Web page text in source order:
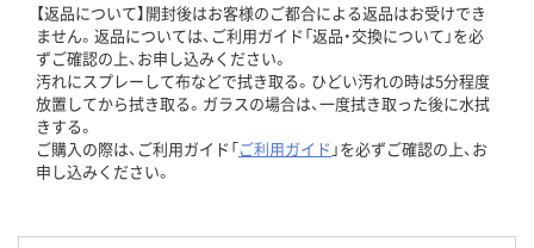
【返品について】開封後はお客様のご都合による返品はお受けでき
ません。返品については、ご利用ガイド「返品・交換について」を必
ずご確認の上、お申し込みください。
汚れにスプレーして布などで拭き取る。ひどい汚れの時は5分程度
放置してから拭き取る。ガラスの場合は、一度拭き取った後に水拭
きする。
ご購入の際は、ご利用ガイド「ご利用ガイド 」を必ずご確認の上、お
申し込みください。